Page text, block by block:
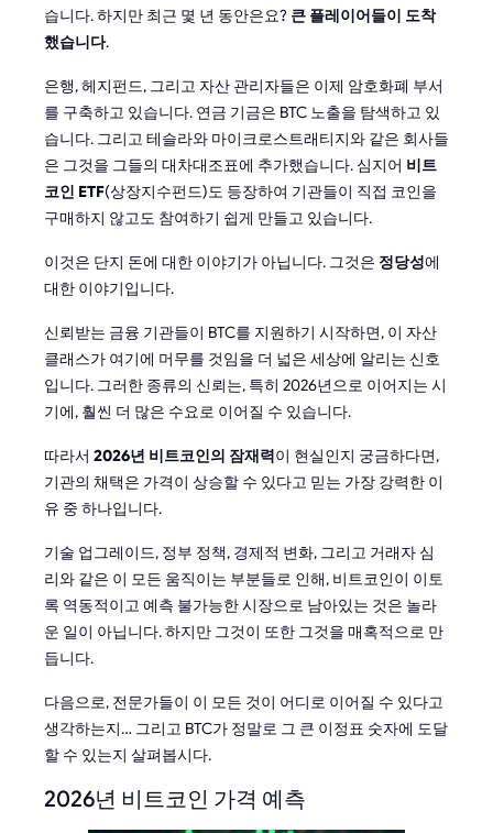
습니다. 하지만 최근 몇 년 동안은요? 큰 플레이어들이 도착
했습니다.
은행, 헤지펀드, 그리고 자산 관리자들은 이제 암호화폐 부서
를 구축하고 있습니다. 연금 기금은 BTC 노출을 탐색하고 있
습니다. 그리고 테슬라와 마이크로스트래티지와 같은 회사들
은 그것을 그들의 대차대조표에 추가했습니다. 심지어 비트
코인 ETF(상장지수펀드)도 등장하여 기관들이 직접 코인을
구매하지 않고도 참여하기 쉽게 만들고 있습니다.
이것은 단지 돈에 대한 이야기가 아닙니다. 그것은 정당성에
대한 이야기입니다.
신뢰받는 금융 기관들이 BTC를 지원하기 시작하면, 이 자산
클래스가 여기에 머무를 것임을 더 넓은 세상에 알리는 신호
입니다. 그러한 종류의 신뢰는, 특히 2026년으로 이어지는 시
기에, 훨씬 더 많은 수요로 이어질 수 있습니다.
따라서 2026년 비트코인의 잠재력이 현실인지 궁금하다면,
기관의 채택은 가격이 상승할 수 있다고 믿는 가장 강력한 이
유 중 하나입니다.
기술 업그레이드, 정부 정책, 경제적 변화, 그리고 거래자 심
리와 같은 이 모든 움직이는 부분들로 인해, 비트코인이 이토
록 역동적이고 예측 불가능한 시장으로 남아있는 것은 놀라
운 일이 아닙니다. 하지만 그것이 또한 그것을 매혹적으로 만
듭니다.
다음으로, 전문가들이 이 모든 것이 어디로 이어질 수 있다고
생각하는지… 그리고 BTC가 정말로 그 큰 이정표 숫자에 도달
할 수 있는지 살펴봅시다.
2026년 비트코인 가격 예측